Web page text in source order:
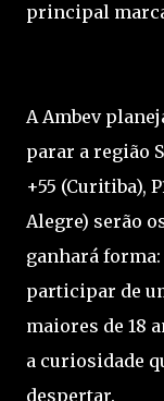
principal
A Ambev
parar a região
+55 (Curitiba),
Alegre) serão
ganhará
participar de
maiores de 18
a curiosidade
despertar.